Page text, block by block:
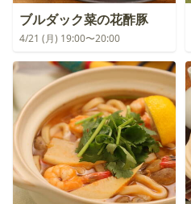
ブルダック菜の花酢豚
4/21 (月) 19:00〜20:00